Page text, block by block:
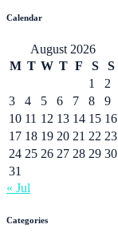
Calendar
August 2026
M T W T F S
S
1
2
3
4 5 6 7 8
9
10 11 12 13 14 15 16
17 18 19 20 21 22 23
24 25 26 27 28 29 30
31
« Jul
Categories